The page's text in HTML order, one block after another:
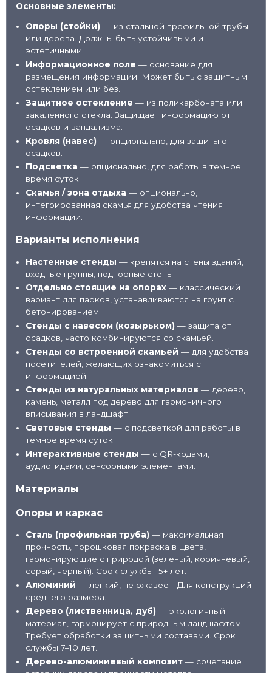
Основные элементы:
Опоры (стойки) — из стальной профильной трубы
или дерева. Должны быть устойчивыми и
эстетичными.
Информационное поле — основание для
размещения информации. Может быть с защитным
остеклением или без.
Защитное остекление — из поликарбоната или
закаленного стекла. Защищает информацию от
осадков и вандализма.
Кровля (навес) — опционально, для защиты от
осадков.
Подсветка — опционально, для работы в темное
время суток.
Скамья / зона отдыха — опционально,
интегрированная скамья для удобства чтения
информации.
Варианты исполнения
Настенные стенды — крепятся на стены зданий,
входные группы, подпорные стены.
Отдельно стоящие на опорах — классический
вариант для парков, устанавливаются на грунт с
бетонированием.
Стенды с навесом (козырьком) — защита от
осадков, часто комбинируются со скамьей.
Стенды со встроенной скамьей — для удобства
посетителей, желающих ознакомиться с
информацией.
Стенды из натуральных материалов — дерево,
камень, металл под дерево для гармоничного
вписывания в ландшафт.
Световые стенды — с подсветкой для работы в
темное время суток.
Интерактивные стенды — с QR-кодами,
аудиогидами, сенсорными элементами.
Материалы
Опоры и каркас
Сталь (профильная труба) — максимальная
прочность, порошковая покраска в цвета,
гармонирующие с природой (зеленый, коричневый,
серый, черный). Срок службы 15+ лет.
Алюминий — легкий, не ржавеет. Для конструкций
среднего размера.
Дерево (лиственница, дуб) — экологичный
материал, гармонирует с природным ландшафтом.
Требует обработки защитными составами. Срок
службы 7–10 лет.
Дерево-алюминиевый композит — сочетание